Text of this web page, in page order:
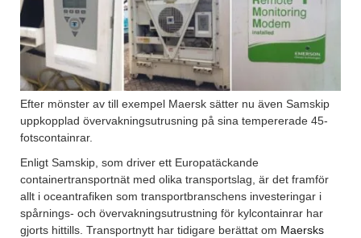
Efter mönster av till exempel Maersk sätter nu även Samskip
uppkopplad övervakningsutrusning på sina tempererade 45-
fotscontainrar.
Enligt Samskip, som driver ett Europatäckande
containertransportnät med olika transportslag, är det framför
allt i oceantrafiken som transportbranschens investeringar i
spårnings- och övervakningsutrustning för kylcontainrar har
gjorts hittills. Transportnytt har tidigare berättat om Maersks